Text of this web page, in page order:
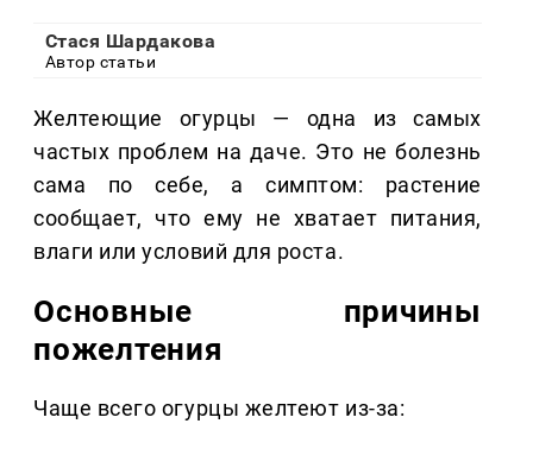
Стася Шардакова
Автор статьи
Желтеющие огурцы — одна из самых
частых проблем на даче. Это не болезнь
сама по себе, а симптом: растение
сообщает, что ему не хватает питания,
влаги или условий для роста.
Основные причины
пожелтения
Чаще всего огурцы желтеют из-за: